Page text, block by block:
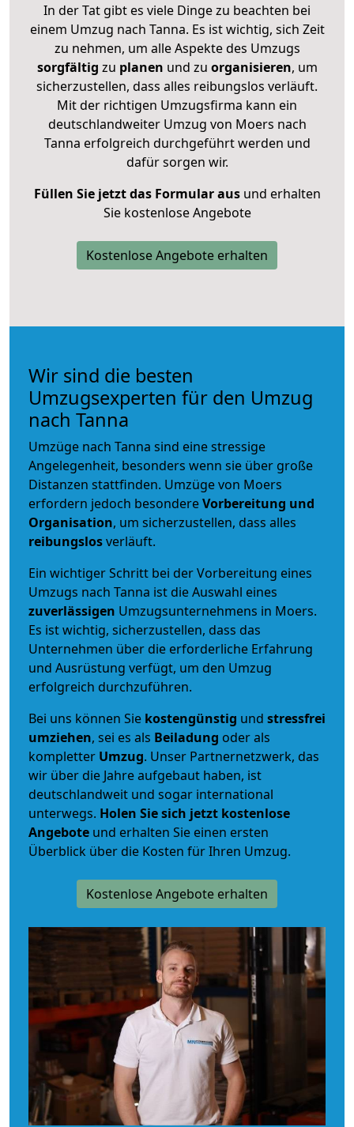
In der Tat gibt es viele Dinge zu beachten bei
einem Umzug nach Tanna. Es ist wichtig, sich Zeit
zu nehmen, um alle Aspekte des Umzugs
sorgfältig zu planen und zu organisieren, um
sicherzustellen, dass alles reibungslos verläuft.
Mit der richtigen Umzugsfirma kann ein
deutschlandweiter Umzug von Moers nach
Tanna erfolgreich durchgeführt werden und
dafür sorgen wir.
Füllen Sie jetzt das Formular ausund erhalten
Sie kostenlose Angebote
Kostenlose Angebote erhalten
Wir sind die besten
Umzugsexperten für den Umzug
nach Tanna
Umzüge nach Tanna sind eine stressige
Angelegenheit, besonders wenn sie über große
Distanzen stattfinden. Umzüge von Moers
erfordern jedoch besondereVorbereitung und
Organisation, um sicherzustellen, dass alles
reibungslosverläuft.
Ein wichtiger Schritt bei der Vorbereitung eines
Umzugs nach Tanna ist die Auswahl eines
zuverlässigen Umzugsunternehmens in Moers.
Es ist wichtig, sicherzustellen, dass das
Unternehmen über die erforderliche Erfahrung
und Ausrüstung verfügt, um den Umzug
erfolgreich durchzuführen.
Bei uns können Sie kostengünstig und stressfrei
umziehen, sei es als Beiladung oder als
kompletter Umzug. Unser Partnernetzwerk, das
wir über die Jahre aufgebaut haben, ist
deutschlandweit und sogar international
unterwegs. Holen Sie sich jetzt kostenlose
Angebote und erhalten Sie einen ersten
Überblick über die Kosten für Ihren Umzug.
Kostenlose Angebote erhalten